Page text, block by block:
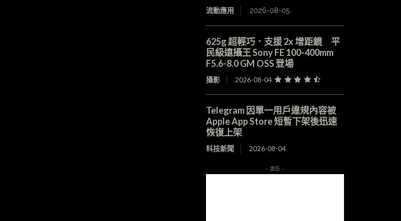
流動應用 2026-08-05
625g 超輕巧．支援 2x 增距鏡 平
民級遠攝王 Sony FE 100-400mm
F5.6-8.0 GM OSS 登場
攝影 2026-08-04
Telegram 因單一用戶違規內容被
Apple App Store 短暫下架後迅速
恢復上架
科技新聞 2026-08-04
- 廣告 -